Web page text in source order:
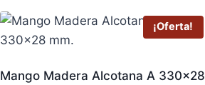
¡Oferta!
Mango Madera Alcotana A 330×28